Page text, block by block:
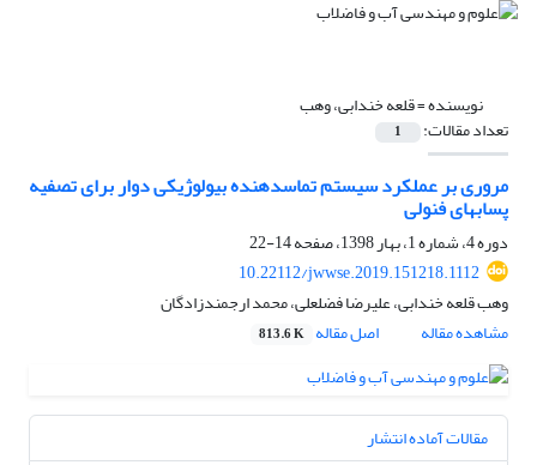
نویسنده =قلعه خندابی، وهب
تعداد مقالات: 1
مروری بر عملکرد سیستم تماس‎دهنده بیولوژیکی دوار برای تصفیه
پساب‎های فنولی
دوره 4، شماره 1، بهار 1398، صفحه
14-22
10.22112/jwwse.2019.151218.1112
وهب قلعه خندابی، علیرضا فضلعلی، محمد ارجمندزادگان
مشاهده مقاله
اصل مقاله 813.6 K
مقالات آماده انتشار